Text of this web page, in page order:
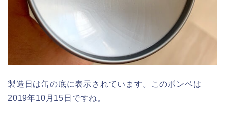
製造日は缶の底に表示されています。このボンベは
2019年10月15日ですね。